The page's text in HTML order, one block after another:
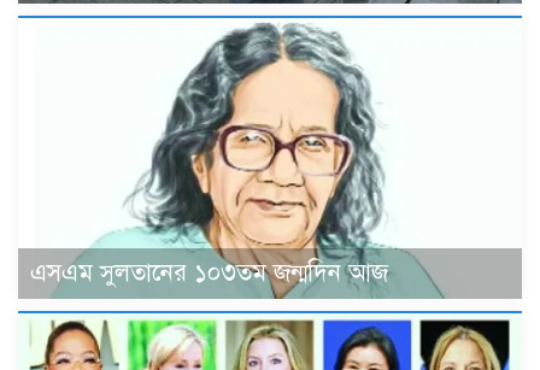
এসএম সুলতানের ১০৩তম জন্মদিন আজ